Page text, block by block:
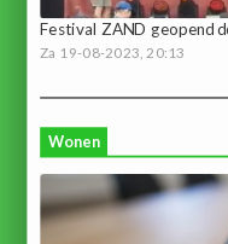
Festival ZAND geopend
Za 19-08-2023, 20:13
Wonen